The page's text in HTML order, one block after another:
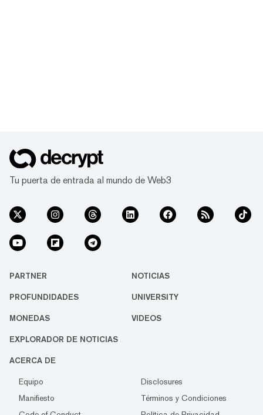
Tu puerta de entrada al mundo de Web3
PARTNER NOTICIAS
PROFUNDIDADES UNIVERSITY
MONEDAS VIDEOS
EXPLORADOR DE NOTICIAS
ACERCA DE
Equipo
Disclosures
Manifiesto
Términos y Condiciones